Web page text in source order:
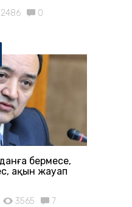
2486 0
бермесе,
ақын жауап
3565 7